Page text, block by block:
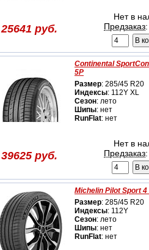
25641 руб.
Нет в
Предзаказ:
Continental
5P
Размер: 285/45 R20
Индексы: 112Y XL
Сезон: лето
Шипы: нет
RunFlat: нет
39625 руб.
Нет в
Предзаказ:
Michelin Pilot Sport 4
Размер: 285/45 R20
Индексы: 112Y
Сезон: лето
Шипы: нет
RunFlat: нет